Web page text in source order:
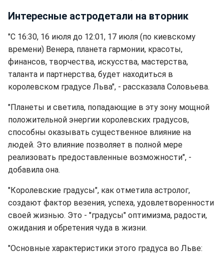
Интересные астродетали на вторник
"С 16:30, 16 июля до 12:01, 17 июля (по киевскому
времени) Венера, планета гармонии, красоты,
финансов, творчества, искусства, мастерства,
таланта и партнерства, будет находиться в
королевском градусе Льва", - рассказала Соловьева.
"Планеты и светила, попадающие в эту зону мощной
положительной энергии королевских градусов,
способны оказывать существенное влияние на
людей. Это влияние позволяет в полной мере
реализовать предоставленные возможности", -
добавила она.
"Королевские градусы", как отметила астролог,
создают фактор везения, успеха, удовлетворенности
своей жизнью. Это - "градусы" оптимизма, радости,
ожидания и обретения чуда в жизни.
"Основные характеристики этого градуса во Льве: